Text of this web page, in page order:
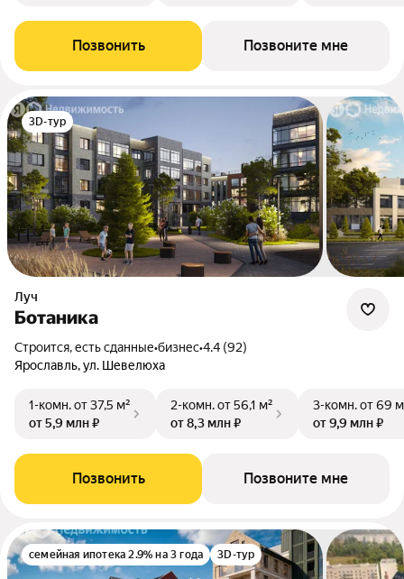
Позвонить Позвоните мне
3D-тур
Луч
Ботаника
Строится, есть сданные•бизнес•4.4 (92)
Ярославль, ул. Шевелюха
1-комн.от 37,5 м²
от 5,9 млн ₽
2-комн.от 56,1 м²
от 8,3 млн ₽
3-комн.от 69
от 9,9 млн ₽
Позвонить Позвоните мне
семейная ипотека 2.9% на 3 года 3D-тур